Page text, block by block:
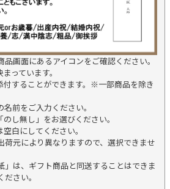
画面にあるアイコンをご確認ください。
っています。
付することができます。※一部商品を除き
前をご入力ください。
し無し」をお選びください。
白にしてください。
荷元により異なりますので、選択できませ
」は、ギフト商品と同送することはできま
さい。